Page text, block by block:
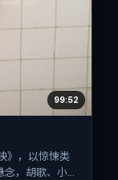
99:52
》，以惊悚类
，胡歌、小松